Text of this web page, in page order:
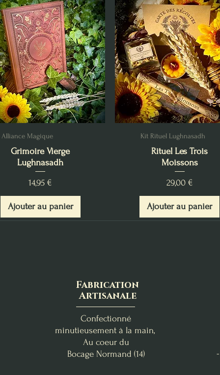
Alliance Magique
Grimoire Vierge
Lughnasadh
Prix
14,95 €
Ajouter au panier
Kit Rituel Lughnasadh
Rituel Les Trois
Moissons
Prix
29,00 €
Ajouter au panier
Fabrication
Artisanale
Confectionné
minutieusement à la main,
Au coeur du
Bocage Normand (14)